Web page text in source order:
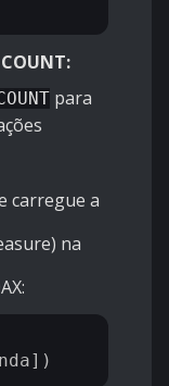
para
carregue a
na